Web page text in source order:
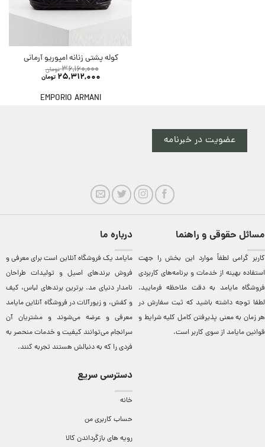
کوله پشتی زنانه امپوریو آرمانی
36,160,000 تومان
25,312,000 تومان
EMPORIO ARMANI
عضویت در خبرنامه
مسائل حقوقی و راهنما
کاربر گرامی لطفاً موارد این بخش را جهت
استفاده بهینه از خدمات و برنامه‌‏های کاربردی
فروشگاه مایامد به دقت ملاحظه فرمایید.
لطفا توجه داشته باشید که ثبت سفارش در
هر زمان به معنی پذیرفتن کامل کلیهشرایط و
قوانین مایامداز سوی کاربر است.
درباره ما
مایامد يک فروشگاه آنلاين است برای معرفی و
فروش برندهای اصيل و توليدات طراحان
نامدار دنيای مد. برترين‌ برندهای لباس، کيف
و کفش، و زيورآلات در فروشگاه آنلاين مایامد
معرفی و عرضه می‌شوند و مشتريان آن
سرانجام می‌توانند کيفيت و خدمات منحصر به
فردی را که به دنبالش هستند تجربه کنند.
دسترسی سریع
خانه
حساب کاربری من
رویه های بازگرداندن کالا